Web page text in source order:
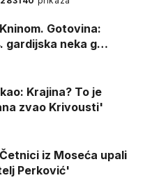
gardijska neka g…
Krajina? To je
zvao Krivousti'
iz Moseća upali
Perković'